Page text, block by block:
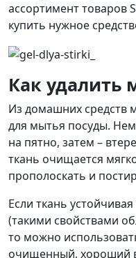
ассортимент товаров
купить нужное
Как удалить
Из домашних средств
для мытья посуды.
на пятно, затем –
ткань очищается
прополоскать и
Если ткань
(такими свойствами
то можно
очищенный, хороший